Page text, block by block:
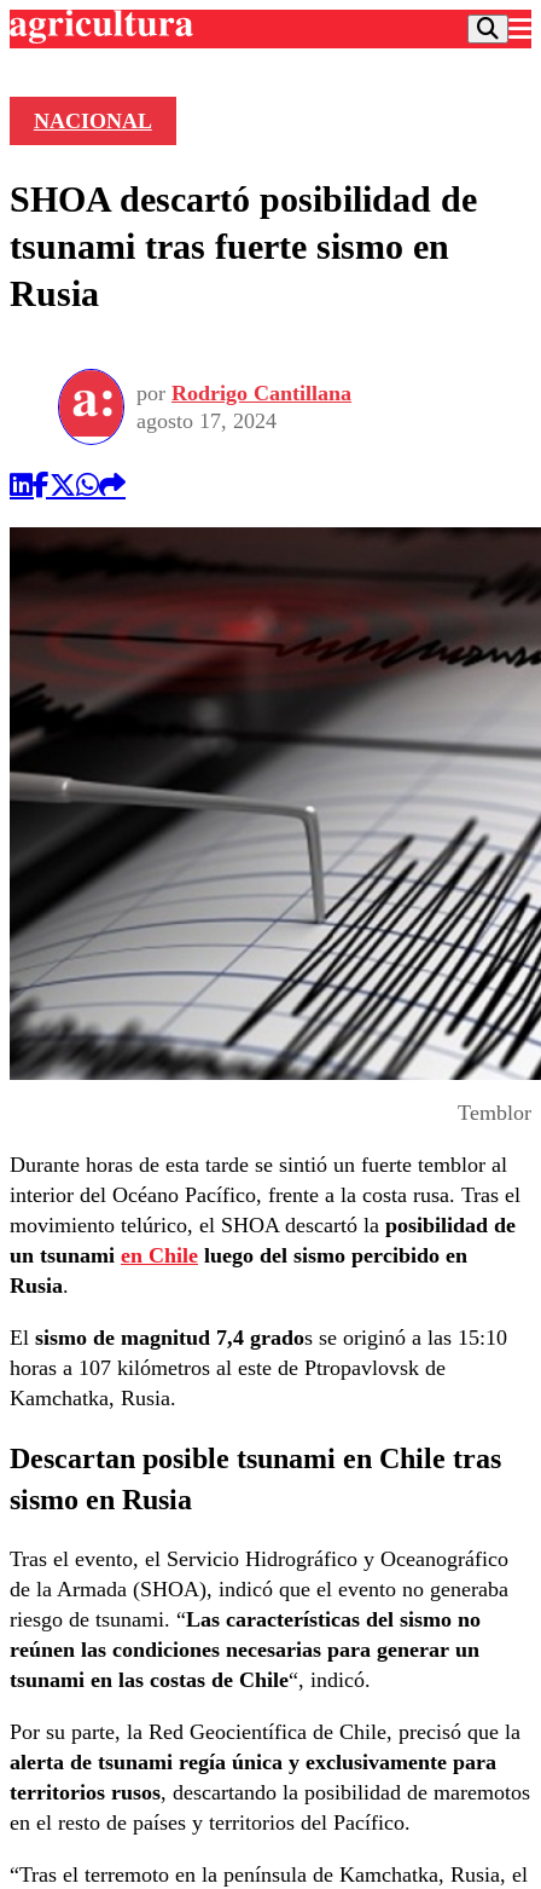
Frecuencias
Agricultura TV
Deportes
Seleccion Chilena
Torneo Internacional
Universidad de Chile
Economía
Internacional
Sustentabilidad
Publicaciones en medios
Opinión
NACIONAL
SHOA descartó posibilidad de
tsunami tras fuerte sismo en
Rusia
por Rodrigo Cantillana
agosto 17, 2024
Temblor
Durante horas de esta tarde se sintió un fuerte temblor al
interior del Océano Pacífico, frente a la costa rusa. Tras el
movimiento telúrico, el SHOA descartó la posibilidad de
un tsunami en Chile luego del sismo percibido en
Rusia.
El sismo de magnitud 7,4 grados se originó a las 15:10
horas a 107 kilómetros al este de Ptropavlovsk de
Kamchatka, Rusia.
Descartan posible tsunami en Chile tras
sismo en Rusia
Tras el evento, el Servicio Hidrográfico y Oceanográfico
de la Armada (SHOA), indicó que el evento no generaba
riesgo de tsunami. “Las características del sismo no
reúnen las condiciones necesarias para generar un
tsunami en las costas de Chile“, indicó.
Por su parte, la Red Geocientífica de Chile, precisó que la
alerta de tsunami regía única y exclusivamente para
territorios rusos, descartando la posibilidad de maremotos
en el resto de países y territorios del Pacífico.
“Tras el terremoto en la península de Kamchatka, Rusia, el